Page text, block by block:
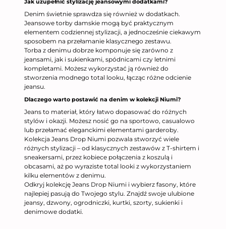
Jak uzupełnić stylizację jeansowymi dodatkami?
Denim świetnie sprawdza się również w dodatkach.
Jeansowe torby damskie mogą być praktycznym
elementem codziennej stylizacji, a jednocześnie ciekawym
sposobem na przełamanie klasycznego zestawu.
Torba z denimu dobrze komponuje się zarówno z
jeansami, jak i sukienkami, spódnicami czy letnimi
kompletami. Możesz wykorzystać ją również do
stworzenia modnego total looku, łącząc różne odcienie
jeansu.
Dlaczego warto postawić na denim w kolekcji Niumi?
Jeans to materiał, który łatwo dopasować do różnych
stylów i okazji. Możesz nosić go na sportowo, casualowo
lub przełamać eleganckimi elementami garderoby.
Kolekcja Jeans Drop Niumi pozwala stworzyć wiele
różnych stylizacji – od klasycznych zestawów z T-shirtem i
sneakersami, przez kobiece połączenia z koszulą i
obcasami, aż po wyraziste total looki z wykorzystaniem
kilku elementów z denimu.
Odkryj kolekcję Jeans Drop Niumi i wybierz fasony, które
najlepiej pasują do Twojego stylu. Znajdź swoje ulubione
jeansy, dzwony, ogrodniczki, kurtki, szorty, sukienki i
denimowe dodatki.